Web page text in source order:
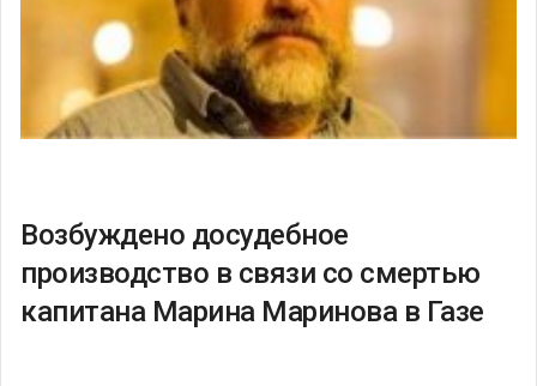
Возбуждено досудебное
производство в связи со смертью
капитана Марина Маринова в Газе